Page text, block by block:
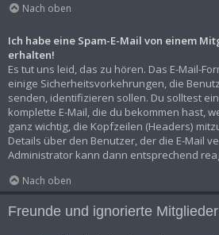
Nach oben
Ich habe eine Spam-E-Mail von einem
erhalten!
Es tut uns leid, das zu hören. Das E-Mail-
einige Sicherheitsvorkehrungen, die
senden, identifizieren sollen. Du solltest
komplette E-Mail, die du bekommen hast,
ganz wichtig, die Kopfzeilen (Headers)
Details über den Benutzer, der die E-Mail
Administrator kann dann entsprechend
Nach oben
Freunde und ignorierte Mitglieder